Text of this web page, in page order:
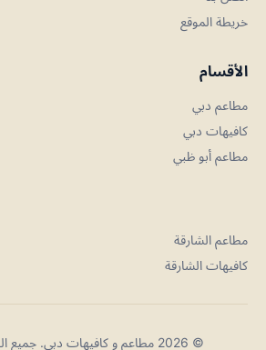
خريطة الموقع
الأقسام
مطاعم دبي
كافيهات دبي
مطاعم أبو ظبي
مطاعم الشارقة
كافيهات الشارقة
© 2026 مطاعم و كافيهات دبي. جميع الحقوق محفوظة.